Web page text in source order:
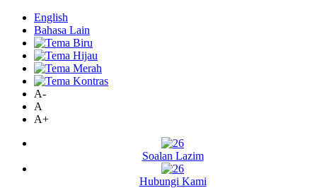
English
Bahasa Lain
A-
A
A+
Soalan Lazim
Hubungi Kami